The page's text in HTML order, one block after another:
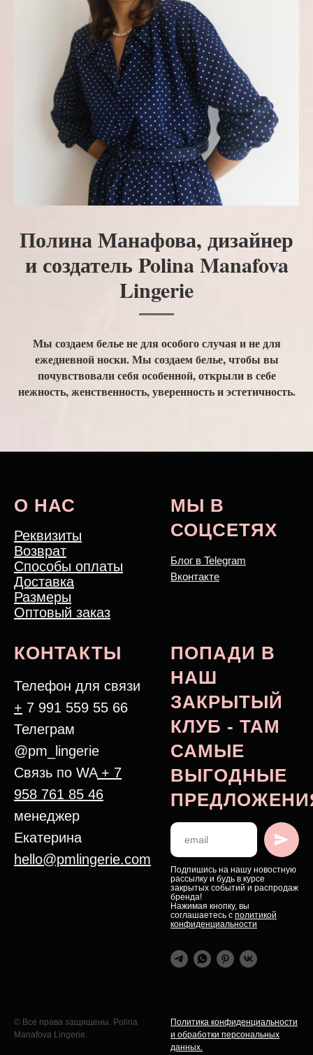
Полина Манафова, дизайнер
и создатель Polina Manafova
Lingerie
Мы создаем белье не для особого случая и не для
ежедневной носки. Мы создаем белье, чтобы вы
почувствовали себя особенной, открыли в себе
нежность, женственность, уверенность и эстетичность.
О НАС
Реквизиты
Возврат
Способы оплаты
Доставка
Размеры
Оптовый заказ
МЫ В
СОЦСЕТЯХ
Блог в Telegram
Вконтакте
КОНТАКТЫ
Телефон для связи
+ 7 991 559 55 66
Телеграм
@pm_lingerie
Связь по WA+ 7
958 761 85 46
менеджер
Екатерина
hello@pmlingerie.com
ПОПАДИ В
НАШ
ЗАКРЫТЫЙ
КЛУБ - ТАМ
САМЫЕ
ВЫГОДНЫЕ
Подпишись на нашу новостную
рассылку и будь в курсе
закрытых событий и распродаж
бренда!
Нажимая кнопку, вы
соглашаетесь с политикой
конфиденциальности
© Все права защищены. Polina
Manafova Lingerie.
Политика конфиденциальности
и обработки персональных
данных.